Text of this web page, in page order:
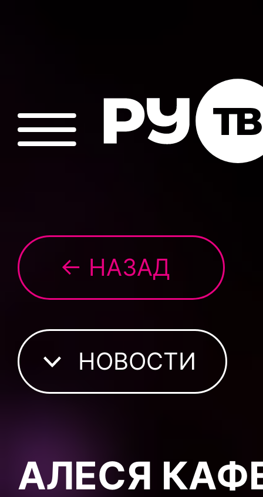
← НАЗАД
НОВОСТИ
АЛЕСЯ